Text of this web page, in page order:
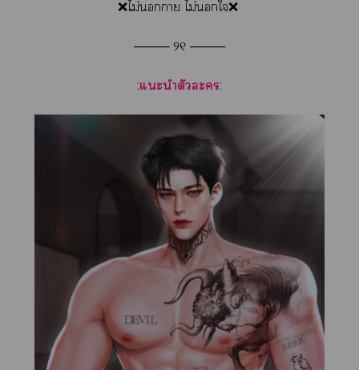
❌ไม่า ไม่ใ❌
──── ୨୧ ────
:แะนำตัวะ: